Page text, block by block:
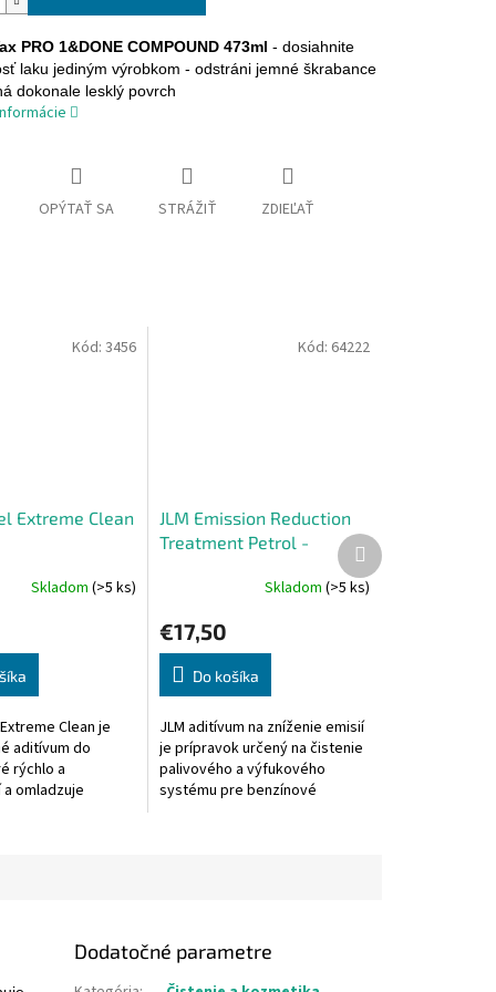
PRO 1&DONE COMPOUND 473ml - dosiahnite
laku jediným výrobkom - odstráni jemné škrabance
dokonale lesklý povrch
OPÝTAŤ SA STRÁŽIŤ ZDIEĽAŤ
Extreme Clean
Skladom(>5 ks)
Clean je
aditívum do
rýchlo a
omladzuje
Kód:3456
JLM Emission Reduction
Treatment Petrol -
produktu
je
5,0
z
5
hviezdičiek.
Skladom(>5 ks)
€17,50
Do košíka
JLM aditívum na zníženie emisií
je prípravok určený na čistenie
palivového a výfukového
systému pre benzínové
Kód: 64222
Ďalší
produkt
Dodatočné parametre